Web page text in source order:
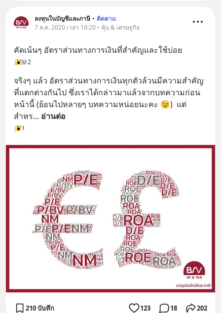
ลงทุนในบัญชีและภาษี • ติดตาม
7 ส.ค. 2020 เวลา 10:20 • หุ้น & เศรษฐกิจ
คัดเน้นๆ อัตราส่วนทางการเงินที่สำคัญและใช้บ่อย
2
จริงๆ แล้ว อัตราส่วนทางการเงินทุกตัวล้วนมีความสำคัญ
ที่แตกต่างกันไป ซึ่งเราได้กล่าวมาแล้วจากบทความก่อน
หน้านี้ (ย้อนไปหลายๆ บทความหน่อยนะคะ 😉)  แต่
สำหร... อ่านต่อ
1
210 บันทึก 123 18 202